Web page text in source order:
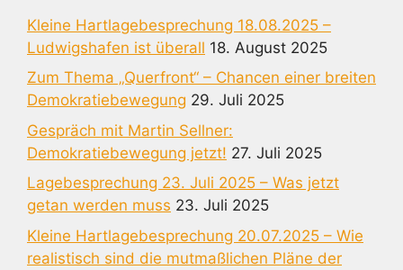
Kleine Hartlagebesprechung 18.08.2025 –
Ludwigshafen ist überall 18. August 2025
Zum Thema „Querfront“ – Chancen einer breiten
Demokratiebewegung 29. Juli 2025
Gespräch mit Martin Sellner:
Demokratiebewegung jetzt! 27. Juli 2025
Lagebesprechung 23. Juli 2025 – Was jetzt
getan werden muss 23. Juli 2025
Kleine Hartlagebesprechung 20.07.2025 – Wie
realistisch sind die mutmaßlichen Pläne der